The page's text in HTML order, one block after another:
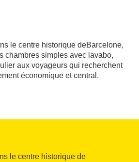
le centre historique deBarcelone,
chambres simples avec lavabo,
aux voyageurs qui recherchent
économique et central.
le centre historique de